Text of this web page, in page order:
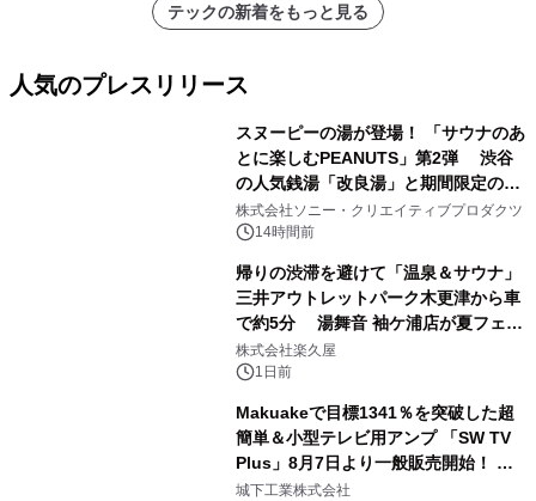
テックの新着をもっと見る
人気のプレスリリース
スヌーピーの湯が登場！ 「サウナのあ
とに楽しむPEANUTS」第2弾 渋谷
の人気銭湯「改良湯」と期間限定のコ
ラボレーション サウナイキタイコラ
ボグッズも発売決定！
株式会社ソニー・クリエイティブプロダクツ
14時間前
帰りの渋滞を避けて「温泉＆サウナ」
三井アウトレットパーク木更津から車
で約5分 湯舞音 袖ケ浦店が夏フェア
メニューを提供
株式会社楽久屋
1日前
Makuakeで目標1341％を突破した超
簡単＆小型テレビ用アンプ 「SW TV
Plus」8月7日より一般販売開始！ ケ
ーブル1本つなぐだけ、テレビの音が
城下工業株式会社